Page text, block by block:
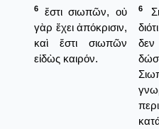
6
ἔστι σιωπῶν, οὐ
γὰρ ἔχει ἀπόκρισιν,
καὶ ἔστι σιωπῶν
εἰδὼς καιρόν.
6